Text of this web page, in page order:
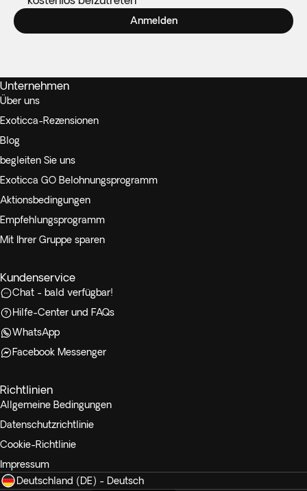
Anmelden
Unternehmen
Über uns
Exoticca-Rezensionen
Blog
begleiten Sie uns
Exoticca GO Belohnungsprogramm
Aktionsbedingungen
Empfehlungsprogramm
Mit Ihrer Gruppe sparen
Kundenservice
Chat - bald verfügbar!
Hilfe-Center und FAQs
WhatsApp
Facebook Messenger
Richtlinien
Allgemeine Bedingungen
Datenschutzrichtlinie
Cookie-Richtlinie
Impressum
Deutschland (DE) - Deutsch